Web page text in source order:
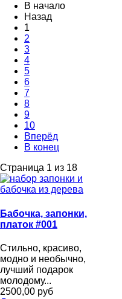
В начало
Назад
1
2
3
4
5
6
7
8
9
10
Вперёд
В конец
Страница 1 из 18
Бабочка, запонки,
платок #001
Стильно, красиво,
модно и необычно,
лучший подарок
молодому...
2500,00 руб